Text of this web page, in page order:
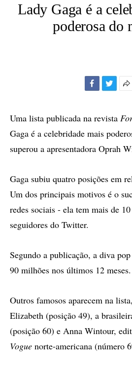
Lady Gaga é a
poderosa do
Uma lista publicada na revista
Gaga é a celebridade mais
superou a apresentadora Oprah
Gaga subiu quatro posições em
Um dos principais motivos é o
redes sociais - ela tem mais de
seguidores do Twitter.
Segundo a publicação, a diva
90 milhões nos últimos 12 meses.
Outros famosos aparecem na
Elizabeth (posição 49), a
(posição 60) e Anna Wintour,
Vogue norte-americana (número